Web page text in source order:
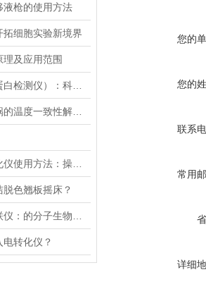
液枪的使用方法
细胞实验新境界
及应用范围
色翘板摇床？
转化仪？
您的
您的
联系
常用
详细